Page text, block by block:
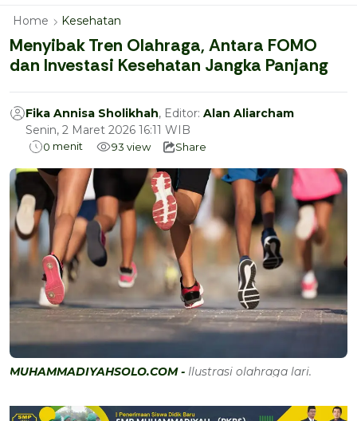
Home Kesehatan
Menyibak Tren Olahraga, Antara FOMO
dan Investasi Kesehatan Jangka Panjang
Fika Annisa Sholikhah, Editor: Alan Aliarcham
Senin, 2 Maret 2026 16:11 WIB
0 menit 93 view Share
MUHAMMADIYAHSOLO.COM - Ilustrasi olahraga lari.